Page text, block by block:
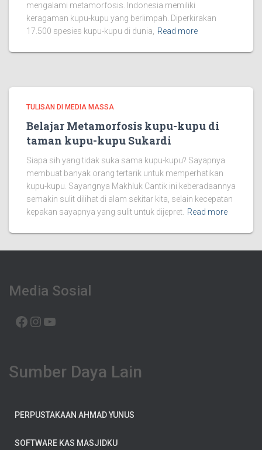
mengalami metamorfosis. Indonesia memiliki
keragaman kupu-kupu yang berlimpah. Diperkirakan
17.500 spesies kupu-kupu di dunia,
Read more
TULISAN DI MEDIA MASSA
Belajar Metamorfosis kupu-kupu di
taman kupu-kupu Sukardi
Siapa sih yang tidak suka sama kupu-kupu? Sayapnya
membuat banyak orang tertarik untuk memperhatikan
kupu-kupu. Sayangnya Makhluk Cantik ini keberadaannya
semakin sulit dilihat di alam sekitar kita, selain kecepatan
kepakan sayapnya yang sulit untuk dijepret. Read more
Media Sosial
FACEBOOK INSTAGRAM
Sumber Daya Lain
PERPUSTAKAAN AHMAD YUNUS
SOFTWARE KAS MASJIDKU